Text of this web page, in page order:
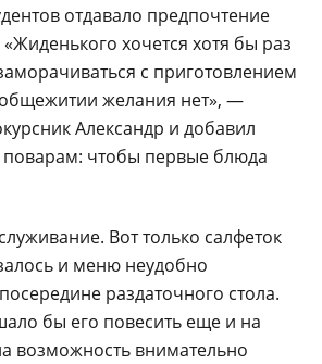
отдавало предпочтение
хочется хотя бы раз
с приготовлением
желания нет», —
Александр и добавил
чтобы первые блюда
Вот только салфеток
и меню неудобно
раздаточного стола.
бы его повесить еще и на
возможность внимательно